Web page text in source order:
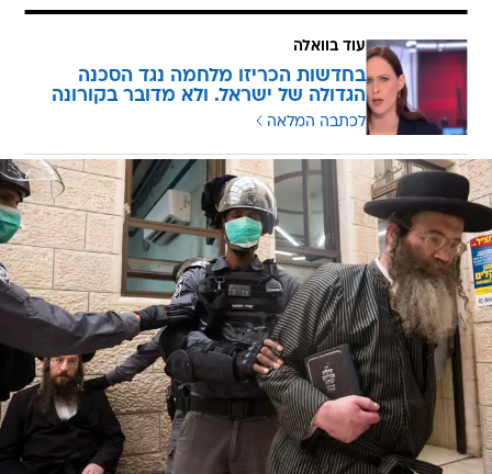
עוד בוואלה
בחדשות הכריזו מלחמה נגד הסכנה
הגדולה של ישראל. ולא מדובר בקורונה
לכתבה המלאה